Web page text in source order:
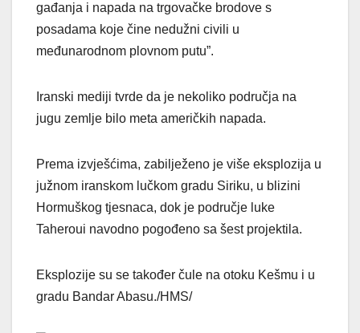
gađanja i napada na trgovačke brodove s
posadama koje čine nedužni civili u
međunarodnom plovnom putu”.
Iranski mediji tvrde da je nekoliko područja na
jugu zemlje bilo meta američkih napada.
Prema izvješćima, zabilježeno je više eksplozija u
južnom iranskom lučkom gradu Siriku, u blizini
Hormuškog tjesnaca, dok je područje luke
Taheroui navodno pogođeno sa šest projektila.
Eksplozije su se također čule na otoku Kešmu i u
gradu Bandar Abasu./HMS/